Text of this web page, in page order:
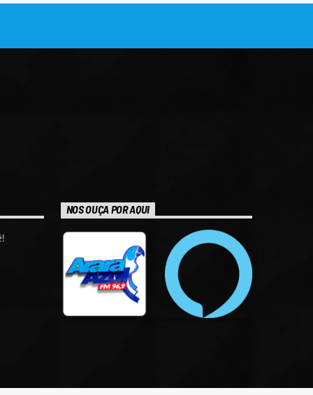
NOS OUÇA POR AQUI